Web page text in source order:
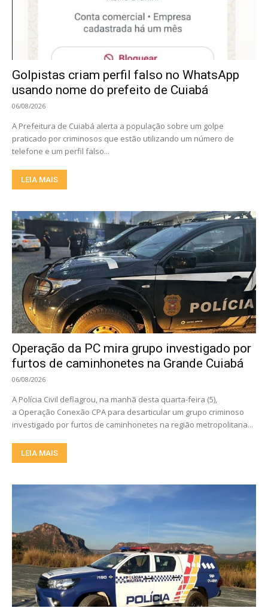
Golpistas criam perfil falso no WhatsApp
usando nome do prefeito de Cuiabá
06/08/2026
A Prefeitura de Cuiabá alerta a população sobre um golpe
praticado por criminosos que estão utilizando um número de
telefone e um perfil falso...
LEIA MAIS
Operação da PC mira grupo investigado por
furtos de caminhonetes na Grande Cuiabá
06/08/2026
A Polícia Civil deflagrou, na manhã desta quarta-feira (5),
a Operação Conexão CPA para desarticular um grupo criminoso
investigado por furtos de caminhonetes na região metropolitana...
LEIA MAIS